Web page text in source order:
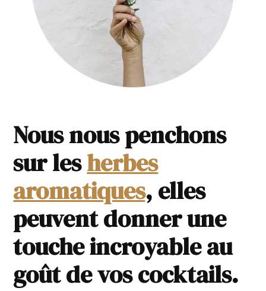
Nous nous penchons
sur lesherbes
aromatiques, elles
peuvent donner une
touche incroyable au
goût de vos cocktails.